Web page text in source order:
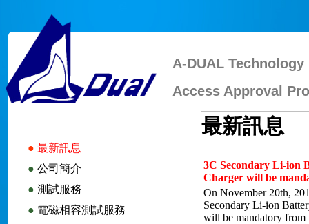
● 最新訊息
● 公司簡介
● 測試服務
● 電磁相容測試服務
A-DUAL Technology
Access Approval
最新訊息
3C Secondary Li-ion
Charger will be
On November 20th,
Secondary Li-ion
will be mandatory from